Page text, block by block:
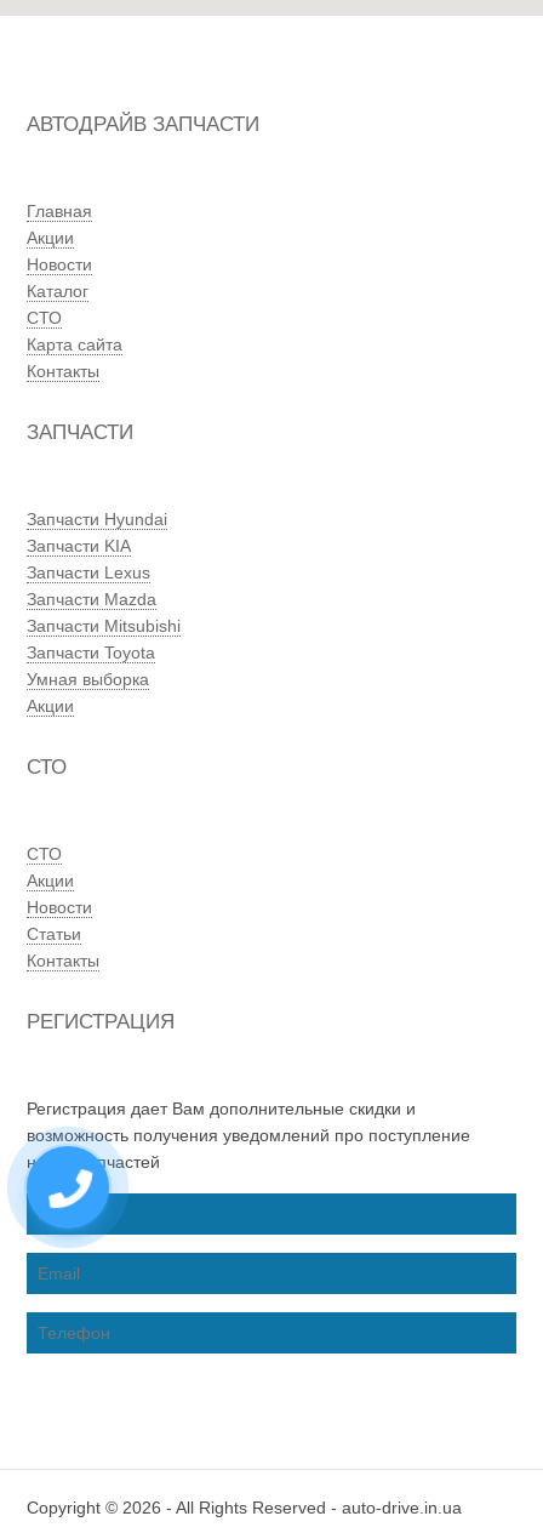
АВТОДРАЙВ ЗАПЧАСТИ
Главная
Акции
Новости
Каталог
СТО
Карта сайта
Контакты
ЗАПЧАСТИ
Запчасти Hyundai
Запчасти KIA
Запчасти Lexus
Запчасти Mazda
Запчасти Mitsubishi
Запчасти Toyota
Умная выборка
Акции
СТО
СТО
Акции
Новости
Статьи
Контакты
РЕГИСТРАЦИЯ
Регистрация дает Вам дополнительные скидки и
возможность получения уведомлений про поступление
новых запчастей
Copyright © 2026 - All Rights Reserved - auto-drive.in.ua